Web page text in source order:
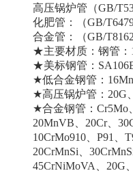
高压锅炉管（GB/
化肥管：（GB/
合金管：（GB/
★主要材质：钢管：
★美标钢管：
★低合金钢管：
★高压锅炉管：20G、
★合金钢管 ：
20MnVB、20Cr、
10CrMo910、P91、
20CrMnSi、
45CrNiMoVA、20G